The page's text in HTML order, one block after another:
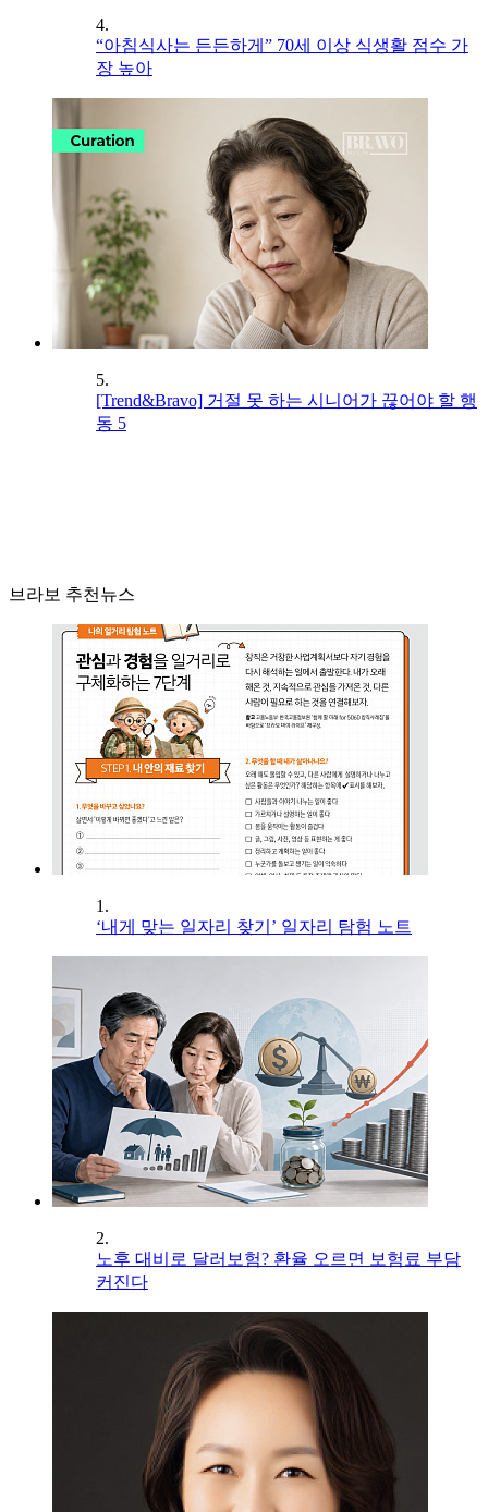
4.
“아침식사는 든든하게” 70세 이상 식생활 점수 가
장 높아
5.
[Trend&Bravo] 거절 못 하는 시니어가 끊어야 할 행
동 5
브라보 추천뉴스
1.
‘내게 맞는 일자리 찾기’ 일자리 탐험 노트
2.
노후 대비로 달러보험? 환율 오르면 보험료 부담
커진다